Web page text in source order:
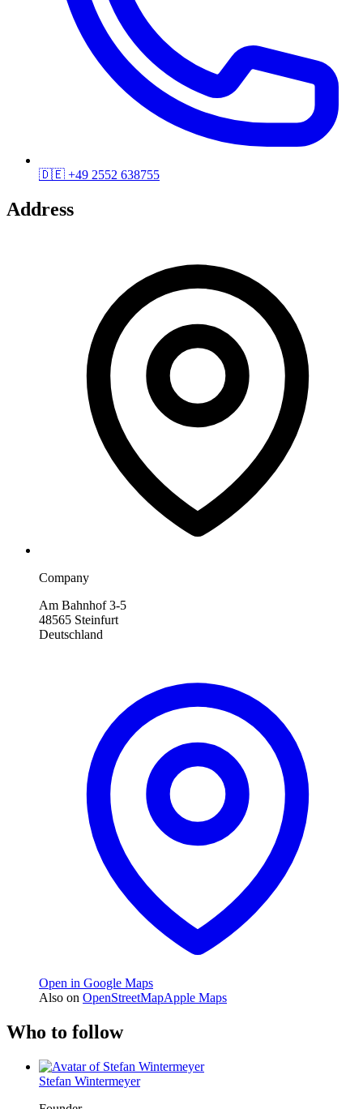
🇩🇪 +49 2552 638755
Address
Company
Am Bahnhof 3-5
48565 Steinfurt
Deutschland
Open in Google Maps
Also on OpenStreetMapApple Maps
Who to follow
Stefan Wintermeyer